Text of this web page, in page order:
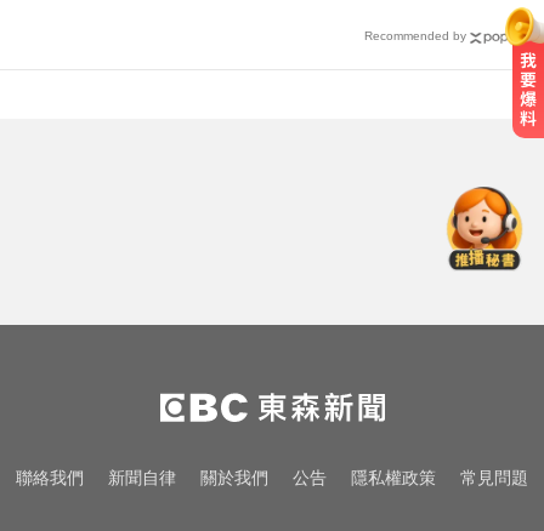
Recommended by
「像被卡車撞」備賽狂操滿手繭
還有新颱風？罕見「3颱風+1熱帶低
壓」 降雨時程出爐
吳子嘉爆綠營2026「一屍五命」 國
聯絡我們 新聞自律 關於我們 公告 隱私權政策 常見問題